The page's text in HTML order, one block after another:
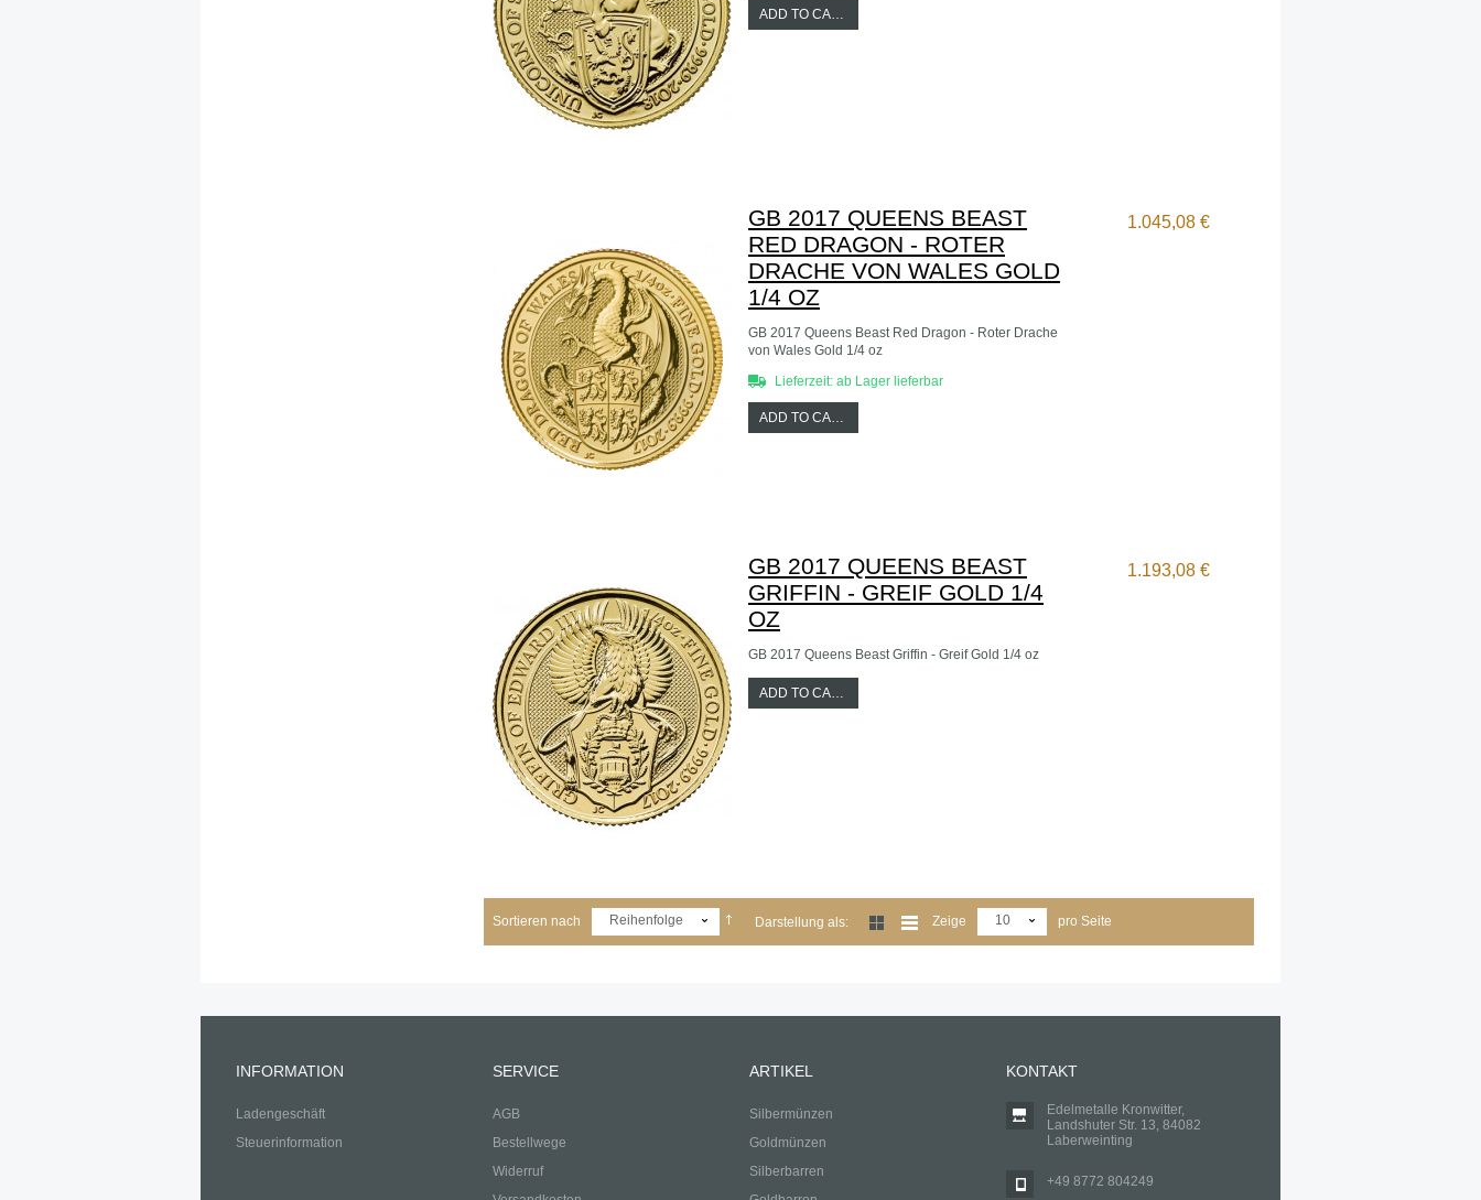
ADD TO CART
GB 2017 QUEENS BEAST
RED DRAGON - ROTER
DRACHE VON WALES GOLD
1/4 OZ
GB 2017 Queens Beast Red Dragon - Roter Drache
von Wales Gold 1/4 oz
Lieferzeit: ab Lager lieferbar
ADD TO CART
1.045,08 €
GB 2017 QUEENS BEAST
GRIFFIN - GREIF GOLD 1/4
OZ
GB 2017 Queens Beast Griffin - Greif Gold 1/4 oz
ADD TO CART
1.193,08 €
Sortieren nach Reihenfolge Darstellung als: Zeige 10 pro Seite
INFORMATION
Ladengeschäft
Steuerinformation
SERVICE
AGB
Bestellwege
Widerruf
ARTIKEL
Silbermünzen
Goldmünzen
Silberbarren
KONTAKT
Edelmetalle Kronwitter,
Landshuter Str. 13, 84082
Laberweinting
+49 8772 804249